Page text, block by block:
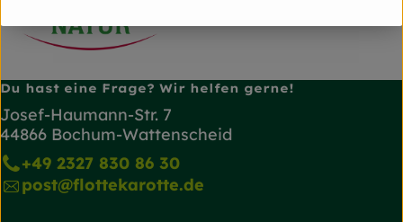
Du hast eine Frage? Wir helfen gerne!
Josef-Haumann-Str. 7
44866 Bochum-Wattenscheid
+49 2327 830 86 30
post@flottekarotte.de